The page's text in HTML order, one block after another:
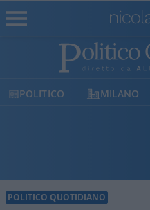
MILANO
POLITICO QUOTIDIANO